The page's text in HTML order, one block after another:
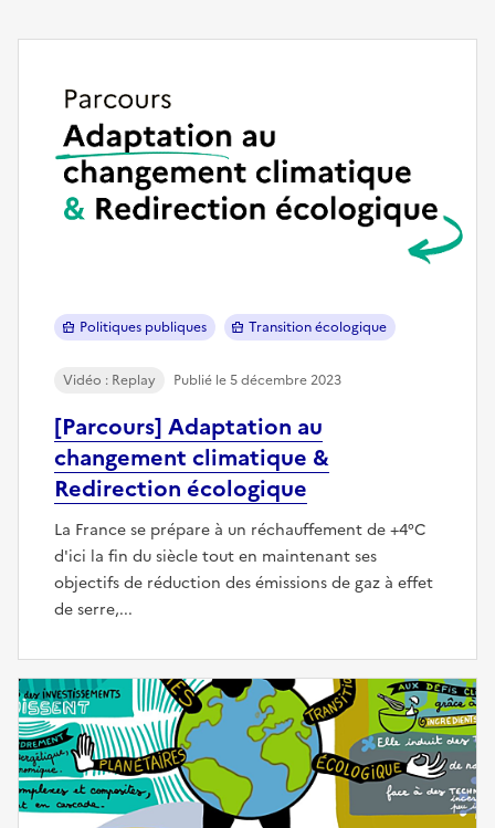
[Parcours] Adaptation au
changement climatique &
Redirection écologique
La France se prépare à un réchauffement de +4°C
d'ici la fin du siècle tout en maintenant ses
objectifs de réduction des émissions de gaz à effet
de serre,...
Politiques publiques Transition écologique
Vidéo : Replay Publié le 5 décembre 2023